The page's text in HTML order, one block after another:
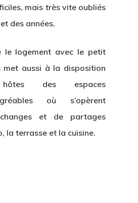
mais très vite oubliés
des années.
le logement avec le petit
met aussi à la disposition
des espaces
où s’opèrent
et de partages
la terrasse et la cuisine.